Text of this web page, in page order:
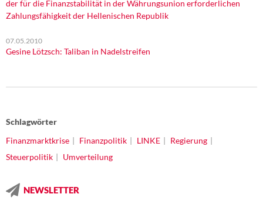
der für die Finanzstabilität in der Währungsunion erforderlichen
Zahlungsfähigkeit der Hellenischen Republik
07.05.2010
Gesine Lötzsch: Taliban in Nadelstreifen
Schlagwörter
Finanzmarktkrise
Finanzpolitik LINKE
Regierung
Steuerpolitik
Umverteilung
NEWSLETTER